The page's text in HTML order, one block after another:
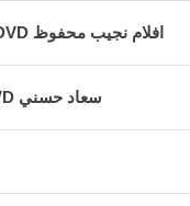
Naguib Mahfouz: Arabic Movies on DVD افلام نجيب محفوظ
Soad Hosny: Egyptian Movies on DVD سعاد حسني